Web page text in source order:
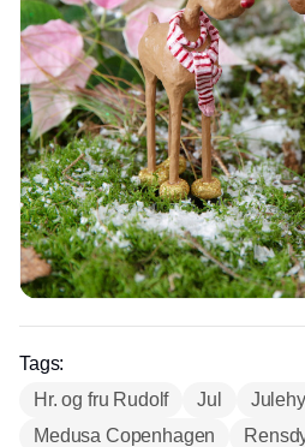
Tags:
Hr. og fru Rudolf
Jul
Medusa Copenhagen